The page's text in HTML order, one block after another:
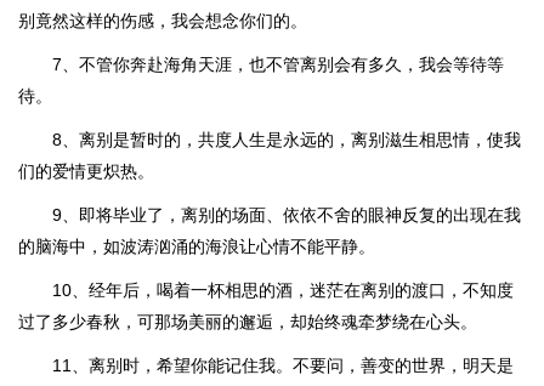
别竟然这样的伤感，我会想念你们的。
7、不管你奔赴海角天涯，也不管离别会有多久，我会等待等
待。
8、离别是暂时的，共度人生是永远的，离别滋生相思情，使我
们的爱情更炽热。
9、即将毕业了，离别的场面、依依不舍的眼神反复的出现在我
的脑海中，如波涛汹涌的海浪让心情不能平静。
10、经年后，喝着一杯相思的酒，迷茫在离别的渡口，不知度
过了多少春秋，可那场美丽的邂逅，却始终魂牵梦绕在心头。
11、离别时，希望你能记住我。不要问，善变的世界，明天是